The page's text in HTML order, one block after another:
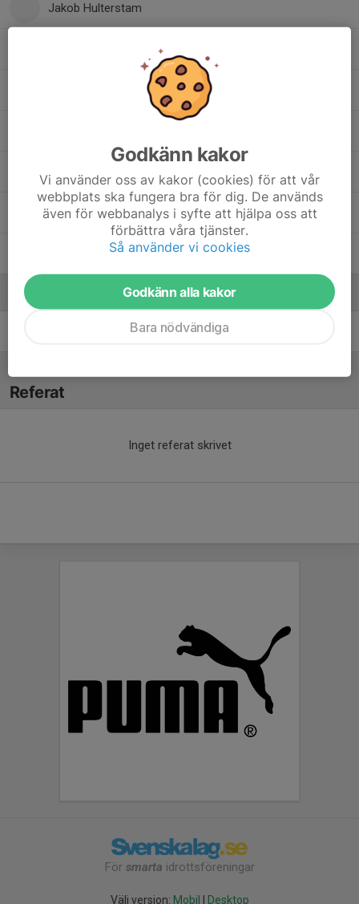
Jakob Hulterstam
Maximilian Söderman
Noel Baranterjus
Patchara Andersson Wuttiya
Ledare
Anders BergquistTränare
Referat
Inget referat skrivet
För smarta idrottsföreningar
Välj version: Mobil Desktop
Godkänn kakor
Vi använder oss av kakor (cookies) för att vår
webbplats ska fungera bra för dig. De används
även för webbanalys i syfte att hjälpa oss att
förbättra våra tjänster.
Så använder vi cookies
Godkänn alla kakor
Bara nödvändiga